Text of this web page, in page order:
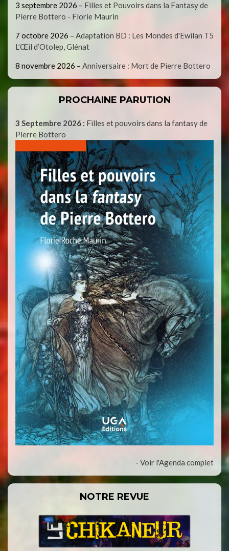
3 septembre 2026 – Filles et Pouvoirs dans la Fantasy de
Pierre Bottero - Florie Maurin
7 octobre 2026 – Adaptation BD : Les Mondes d'Ewilan T5
L’Œil d’Otolep, Glénat
8 novembre 2026 – Anniversaire : Mort de Pierre Bottero
PROCHAINE PARUTION
3 Septembre 2026 : Filles et pouvoirs dans la fantasy de
Pierre Bottero
- Voir l'Agenda complet
NOTRE REVUE